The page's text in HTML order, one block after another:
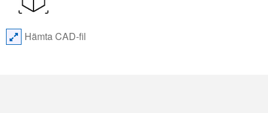
Hämta CAD-fil